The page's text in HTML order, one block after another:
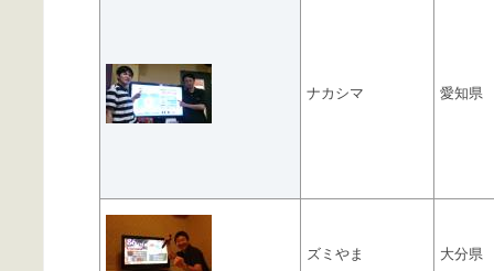
ナカシマ 愛知県
ズミやま 大分県